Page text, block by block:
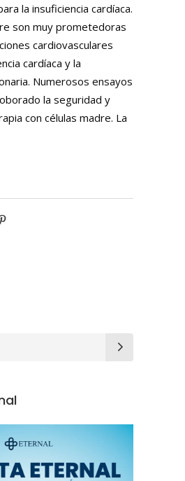
la insuficiencia cardíaca.
son muy prometedoras
cardiovasculares
cardíaca y la
Numerosos ensayos
la seguridad y
con células madre. La